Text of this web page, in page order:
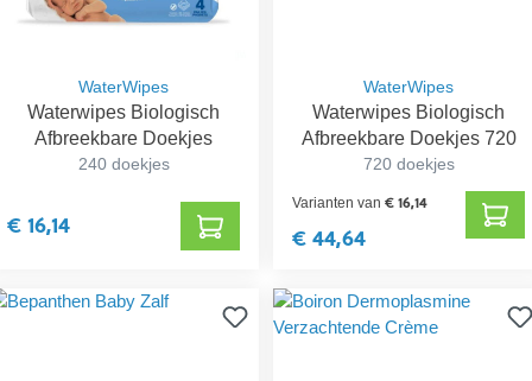
WaterWipes
Waterwipes Biologisch
Afbreekbare Doekjes
240 doekjes
€ 16,14
WaterWipes
Waterwipes Biologisch
Afbreekbare Doekjes 720
720 doekjes
Varianten van€ 16,14
€ 44,64